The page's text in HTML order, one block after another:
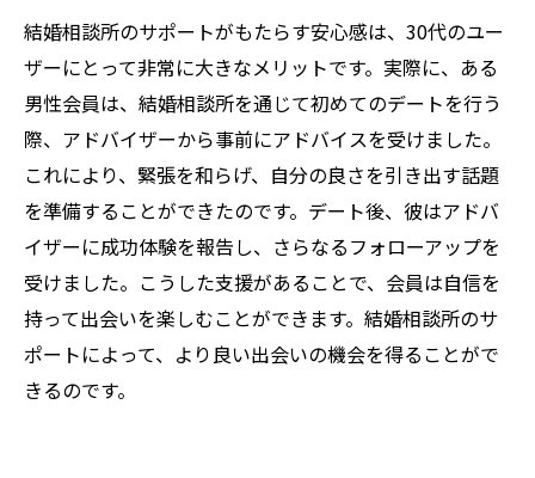
結婚相談所のサポートがもたらす安心感は、30代のユー
ザーにとって非常に大きなメリットです。実際に、ある
男性会員は、結婚相談所を通じて初めてのデートを行う
際、アドバイザーから事前にアドバイスを受けました。
これにより、緊張を和らげ、自分の良さを引き出す話題
を準備することができたのです。デート後、彼はアドバ
イザーに成功体験を報告し、さらなるフォローアップを
受けました。こうした支援があることで、会員は自信を
持って出会いを楽しむことができます。結婚相談所のサ
ポートによって、より良い出会いの機会を得ることがで
きるのです。